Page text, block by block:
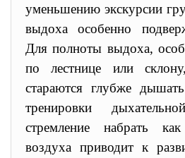
уменьшению экскурсии
выдоха особенно
Для полноты выдоха,
по лестнице или
стараются глубже
тренировки
стремление набрать
воздуха приводит к